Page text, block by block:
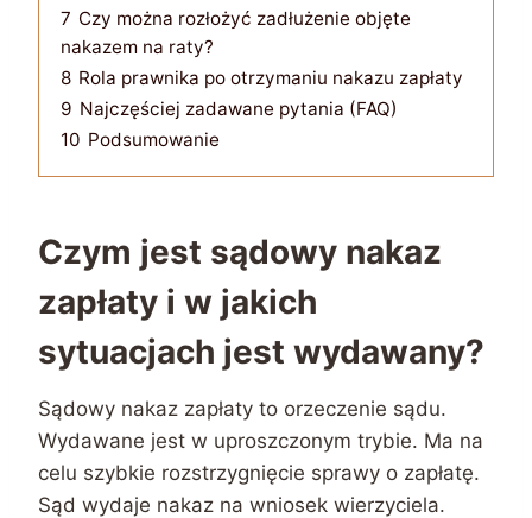
7 Czy można rozłożyć zadłużenie objęte
nakazem na raty?
8 Rola prawnika po otrzymaniu nakazu zapłaty
9 Najczęściej zadawane pytania (FAQ)
10 Podsumowanie
Czym jest sądowy nakaz
zapłaty i w jakich
sytuacjach jest wydawany?
Sądowy nakaz zapłaty to orzeczenie sądu.
Wydawane jest w uproszczonym trybie. Ma na
celu szybkie rozstrzygnięcie sprawy o zapłatę.
Sąd wydaje nakaz na wniosek wierzyciela.